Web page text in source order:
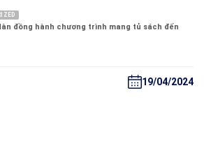
đồng hành chương trình mang tủ sách đến
19/04/2024